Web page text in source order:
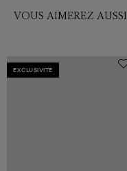
VOUS AIMEREZ AUSSI
EXCLUSIVITÉ